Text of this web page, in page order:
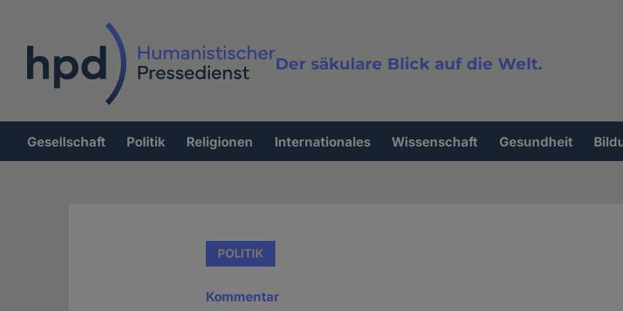
Der säkulare Blick auf die Welt.
Volltextsuche
Hauptnavigation
Gesellschaft Politik Religionen Internationales Wissenschaft Gesundheit
POLITIK
Kommentar